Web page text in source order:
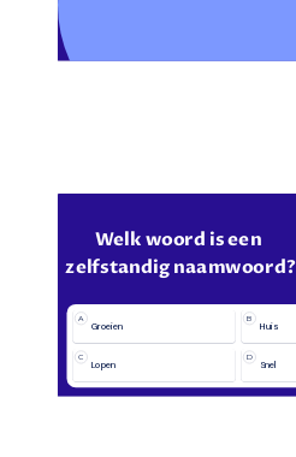
Welk woord is een
zelfstandig naamwoord?
A
Groeien
B
Huis
C
Lopen
D
Snel